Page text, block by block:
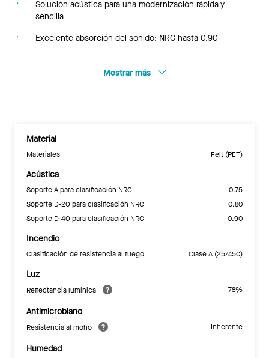
Solución acústica para una modernización rápida y
sencilla
Excelente absorción del sonido: NRC hasta 0.90
Mostrar más
Material
Materiales Felt (PET)
Acústica
Soporte A para clasificación NRC
0.75
Soporte D-20 para clasificación NRC
0.80
Soporte D-40 para clasificación NRC
0.90
Incendio
Clasificación de resistencia al fuego Clase A (25/450)
Luz
Reflectancia lumínica 78%
Antimicrobiano
Resistencia al moho Inherente
Humedad